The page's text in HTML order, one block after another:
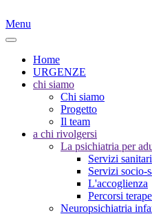
Menu
Home
URGENZE
chi siamo
Chi siamo
Progetto
Il team
a chi rivolgersi
La psichiatria per
Servizi sanitari
Servizi socio-
L'accoglienza
Percorsi
Neuropsichiatria